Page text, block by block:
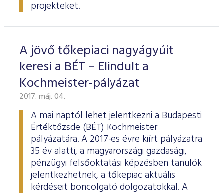
projekteket.
A jövő tőkepiaci nagyágyúit
keresi a BÉT – Elindult a
Kochmeister-pályázat
2017. máj. 04.
A mai naptól lehet jelentkezni a Budapesti
Értéktőzsde (BÉT) Kochmeister
pályázatára. A 2017-es évre kiírt pályázatra
35 év alatti, a magyarországi gazdasági,
pénzügyi felsőoktatási képzésben tanulók
jelentkezhetnek, a tőkepiac aktuális
kérdéseit boncolgató dolgozatokkal. A